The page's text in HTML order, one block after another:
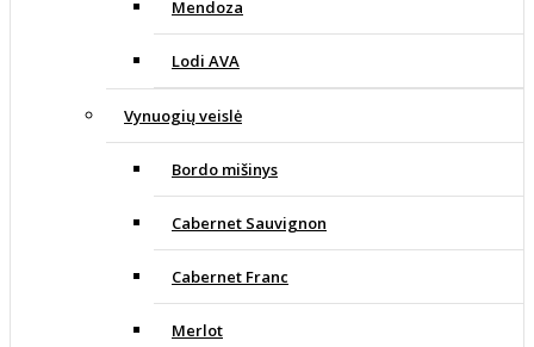
Mendoza
Lodi AVA
Vynuogių veislė
Bordo mišinys
Cabernet Sauvignon
Cabernet Franc
Merlot